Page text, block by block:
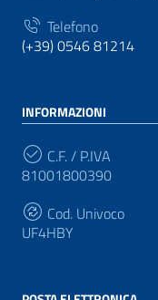
Telefono
(+39) 0546 81214
INFORMAZIONI
C.F. / P.IVA
81001800390
Cod. Univoco
UF4HBY